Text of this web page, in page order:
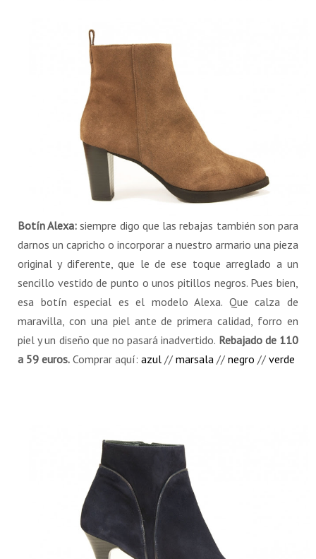
Botín Alexa:siempre digo que las rebajas también son para
darnos un capricho o incorporar a nuestro armario una pieza
original y diferente, que le de ese toque arreglado a un
sencillo vestido de punto o unos pitillos negros. Pues bien,
esa botín especial es el modelo Alexa. Que calza de
maravilla, con una piel ante de primera calidad, forro en
piel y un diseño que no pasará inadvertido. Rebajado de 110
a 59 euros. Comprar aquí: azul // marsala // negro // verde